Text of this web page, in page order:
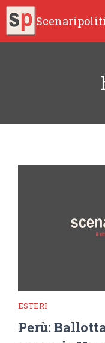
ESTERI
Perù: